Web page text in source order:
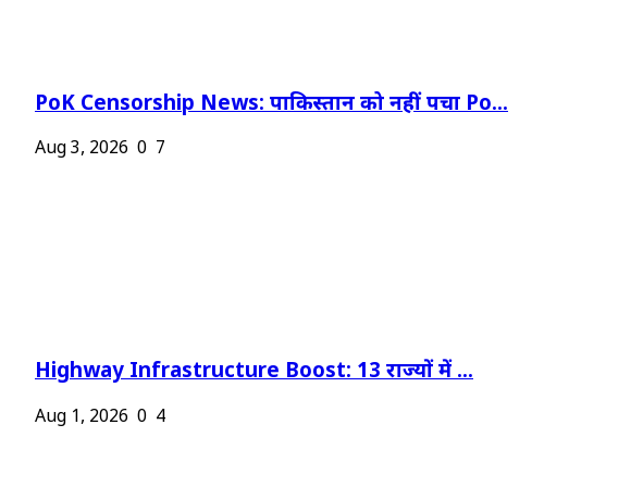
PoK Censorship News: पाकिस्तान को नहीं पचा Po...
Aug 3, 2026 0 7
Highway Infrastructure Boost: 13 राज्यों में ...
Aug 1, 2026 0 4